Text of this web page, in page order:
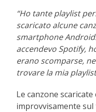
“Ho tante playlist
scaricato alcune
smartphone
accendevo Spotify,
erano scomparse,
trovare la mia
Le canzone
improvvisamente